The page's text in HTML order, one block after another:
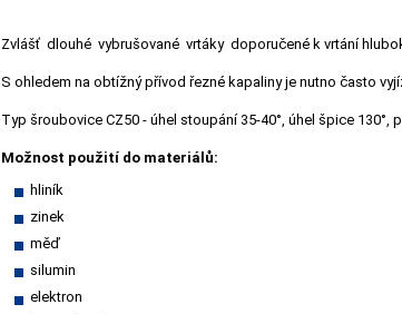
Zvlášť dlouhé vybrušované vrtáky doporučené k vrtání
S ohledem na obtížný přívod řezné kapaliny je nutno často
Typ šroubovice CZ50 - úhel stoupání 35-40°, úhel špice 130°,
Možnost použití do materiálů:
hliník
zinek
měď
silumin
elektron